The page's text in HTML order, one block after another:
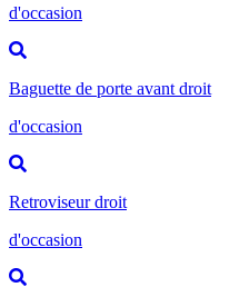
d'occasion
Baguette de porte avant droit
d'occasion
Retroviseur droit
d'occasion